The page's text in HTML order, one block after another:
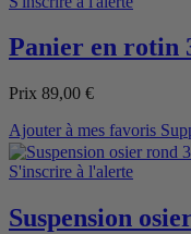
Panier en rotin
Prix 89,00 €
Ajouter à mes favoris
S'inscrire à l'alerte
Suspension